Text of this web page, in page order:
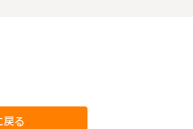
る